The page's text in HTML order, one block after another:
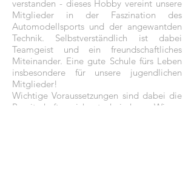
verstanden - dieses Hobby vereint unsere
Mitglieder in der Faszination des
Automodellsports und der angewantden
Technik. Selbstverständlich ist dabei
Teamgeist und ein freundschaftliches
Miteinander. Eine gute Schule fürs Leben
insbesondere für unsere jugendlichen
Mitglieder!
Wichtige Voraussetzungen sind dabei die
Bereitschaft, sich technisches Wissen